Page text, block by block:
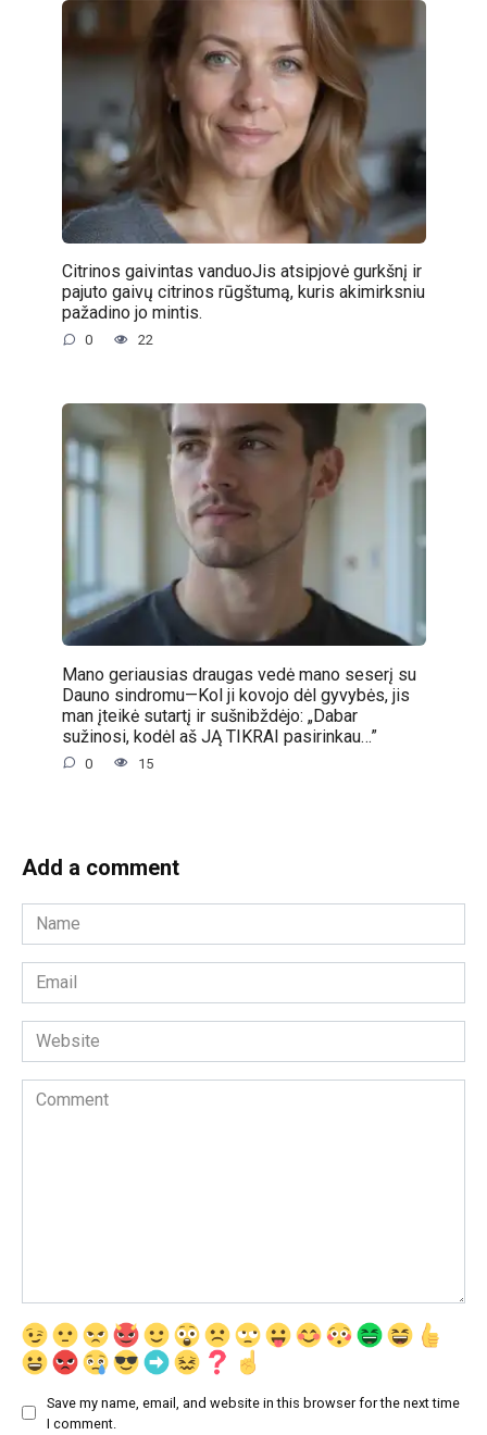
Citrinos gaivintas vanduoJis atsipjovė gurkšnį ir
pajuto gaivų citrinos rūgštumą, kuris akimirksniu
pažadino jo mintis.
0 22
Mano geriausias draugas vedė mano seserį su
Dauno sindromu—Kol ji kovojo dėl gyvybės, jis
man įteikė sutartį ir sušnibždėjo: „Dabar
sužinosi, kodėl aš JĄ TIKRAI pasirinkau…”
0 15
Add a comment
Name
*
Email
*
Website
Comment
Save my name, email, and website in this browser for the next time
I comment.